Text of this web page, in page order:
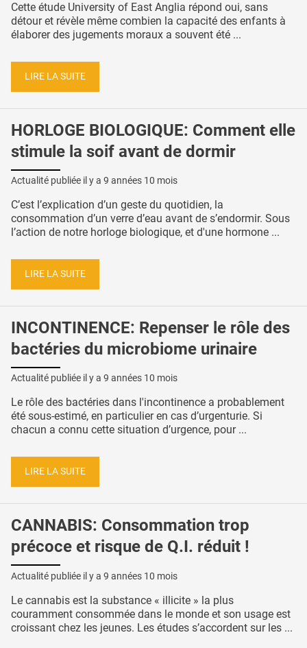
Cette étude University of East Anglia répond oui, sans
détour et révèle même combien la capacité des enfants à
élaborer des jugements moraux a souvent été ...
LIRE LA SUITE
HORLOGE BIOLOGIQUE: Comment elle
stimule la soif avant de dormir
Actualité publiée il y a 9 années 10 mois
C’est l’explication d’un geste du quotidien, la
consommation d’un verre d’eau avant de s’endormir. Sous
l’action de notre horloge biologique, et d'une hormone ...
LIRE LA SUITE
INCONTINENCE: Repenser le rôle des
bactéries du microbiome urinaire
Actualité publiée il y a 9 années 10 mois
Le rôle des bactéries dans l'incontinence a probablement
été sous-estimé, en particulier en cas d’urgenturie. Si
chacun a connu cette situation d’urgence, pour ...
LIRE LA SUITE
CANNABIS: Consommation trop
précoce et risque de Q.I. réduit !
Actualité publiée il y a 9 années 10 mois
Le cannabis est la substance « illicite » la plus
couramment consommée dans le monde et son usage est
croissant chez les jeunes. Les études s’accordent sur les ...